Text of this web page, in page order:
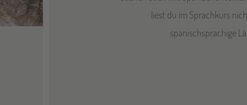
liest du im Sprachkurs
spanischsprachige